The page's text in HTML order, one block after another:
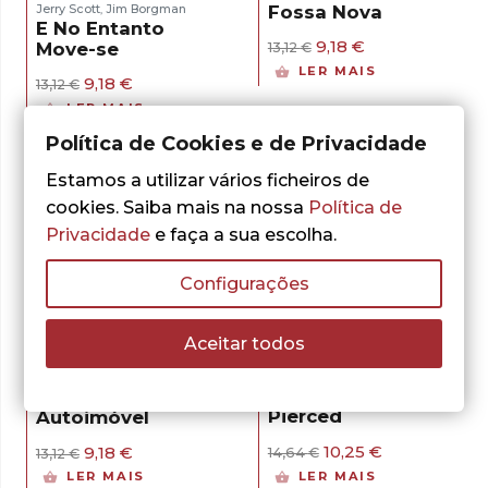
Jerry Scott Jim Borgman
E No Entanto
Move-se
13,12€ O
preço
era:
13,12 €.
9,18 €
preço
é:
9,18 €.
LER MAIS
Fossa Nova
13,12€ O
preço
original
era:
9,18 €O
preço
atual
é:
LER MAIS
- 30%
Autoimóvel
13,12€ O
preço
9,18 €
preço
LER MAIS
- 30%
Pierced
14,64€ O
preço
10,25 €O
LER MAIS
Política de Cookies e de Privacidade
Estamos a utilizar vários ficheiros de
cookies. Saiba mais na nossa Política de
Privacidade e faça a sua escolha.
Configurações
Aceitar todos